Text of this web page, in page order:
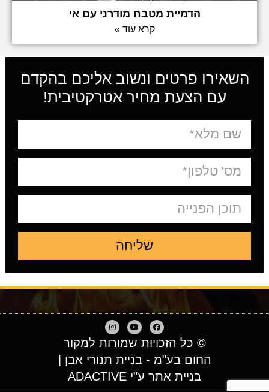
הדמיית מטבח מודרני עם אי
קרא עוד »
השאירו פרטים ונשוב אליכם בהקדם
עם הצעת מחיר אטרקטיבית!
שליחה
© כל הזכויות שמורות למקור
החום בע"מ - בניית תנורי אבן |
בניית אתר ע"י ADACTIVE